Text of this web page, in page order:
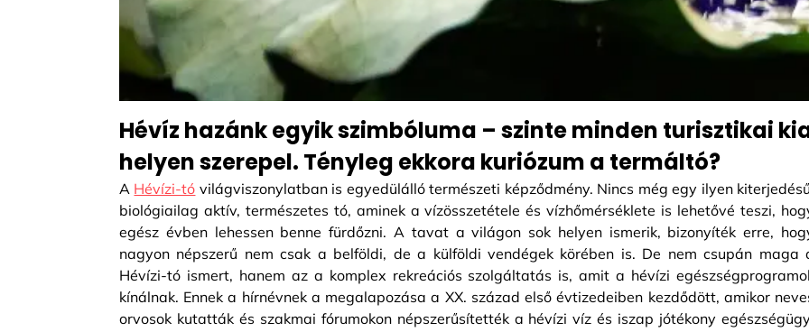
Hévíz hazánk egyik szimbóluma – szinte minden turisztikai
helyen szerepel. Tényleg ekkora kuriózum a termáltó?
A Hévízi-tó világviszonylatban is egyedülálló természeti képződmény. Nincs még egy ilyen
biológiailag aktív, természetes tó, aminek a vízösszetétele és vízhőmérséklete is lehetővé teszi,
egész évben lehessen benne fürdőzni. A tavat a világon sok helyen ismerik, bizonyíték erre,
nagyon népszerű nem csak a belföldi, de a külföldi vendégek körében is. De nem csupán maga
Hévízi-tó ismert, hanem az a komplex rekreációs szolgáltatás is, amit a hévízi
kínálnak. Ennek a hírnévnek a megalapozása a XX. század első évtizedeiben kezdődött, amikor
orvosok kutatták és szakmai fórumokon népszerűsítették a hévízi víz és iszap jótékony